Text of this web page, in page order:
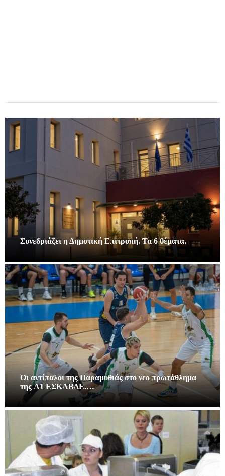
Συνεδριάζει η Δημοτική Επιτροπή. Τα 6 θέματα.
Οι αντίπαλοι της Παραμυθιάς στο νεο πρωτάθλημα
της A1 ΕΣΚΑΒΔΕ.…